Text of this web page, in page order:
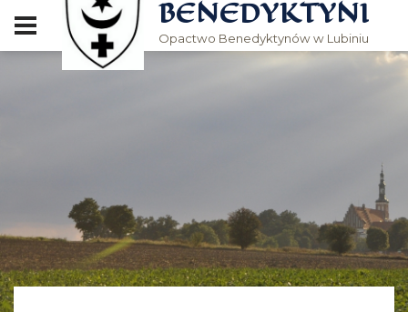
BENEDYKTYNI
Opactwo Benedyktynów w Lubiniu